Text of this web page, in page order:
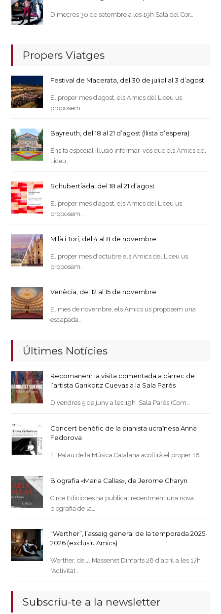
Dimecres 30 de setembre a les 19h Sala del Cor…
Propers Viatges
Festival de Macerata, del 30 de juliol al 3 d’agost
El proper mes d’agost, els Amics del Liceu us
proposem…
Bayreuth, del 18 al 21 d’agost (llista d’espera)
Ens fa especial il·lusió informar-vos que els Amics del
Liceu…
Schubertíada, del 18 al 21 d’agost
El proper mes d’agost, els Amics del Liceu us
proposem…
Milà i Torí, del 4 al 8 de novembre
El proper mes d'octubre els Amics del Liceu us
proposem…
Venècia, del 12 al 15 de novembre
El mes de novembre, els Amics us proposem una
escapada…
Últimes Notícies
Recomanem la visita comentada a càrrec de
l’artista Garikoitz Cuevas a la Sala Parés
Divendres 5 de juny a les 19h Sala Parés (Com…
Concert benèfic de la pianista ucraïnesa Anna
Fedorova
El Palau de la Música Catalana acollirà el proper 18…
Biografia «Maria Callas», de Jerome Charyn
Circe Ediciones ha publicat recentment una nova
biografia de la…
“Werther”, l’assaig general de la temporada 2025-
2026 (exclusiu Amics)
Werther, de J. Massenet Dimarts 28 d'abril a les 17h
*Activitat…
Subscriu-te a la newsletter